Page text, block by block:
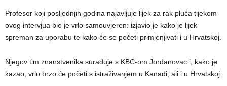
Profesor koji posljednjih godina najavljuje lijek za rak pluća tijekom
ovog intervjua bio je vrlo samouvjeren: izjavio je kako je lijek
spreman za uporabu te kako će se početi primjenjivati i u Hrvatskoj.
Njegov tim znanstvenika surađuje s KBC-om Jordanovac i, kako je
kazao, vrlo brzo će početi s istraživanjem u Kanadi, ali i u Hrvatskoj.